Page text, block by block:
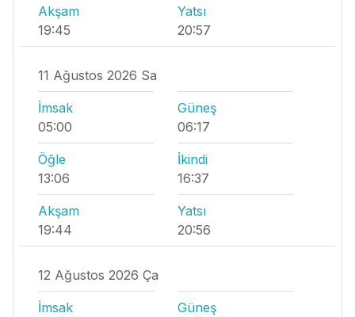
Akşam
19:45
Yatsı
20:57
11 Ağustos 2026 Sa
İmsak
05:00
Güneş
06:17
Öğle
13:06
İkindi
16:37
Akşam
19:44
Yatsı
20:56
12 Ağustos 2026 Ça
İmsak Güneş